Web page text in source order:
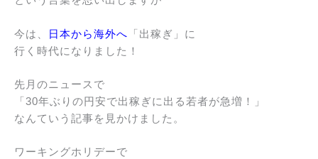
今は、 日本から海外へ 「出稼ぎ」に
行く時代になりました！
先月のニュースで
「30年ぶりの円安で出稼ぎに出る若者が急増！」
なんていう記事を見かけました。
ワーキングホリデーで